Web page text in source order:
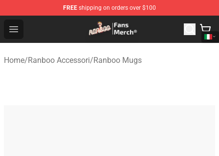
FREE shipping on orders over $100
Open menu
Ranboo Store - Official Ranboo Merchandise Shop
Home/Ranboo Accessori/Ranboo Mugs